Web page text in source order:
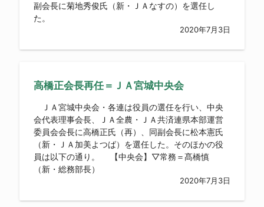
副会長に菊地秀俊氏（新・ＪＡなすの）を選任し
た。
2020年7月3日
高橋正会長再任＝ＪＡ宮城中央会
ＪＡ宮城中央会・各連は役員の選任を行い、中央
会代表理事会長、ＪＡ全農・ＪＡ共済連県本部運営
委員会会長に高橋正氏（再）、同副会長に松本憲氏
（新・ＪＡ加美よつば）を選任した。そのほかの役
員は以下の通り。 【中央会】▽常務＝髙橋慎
（新・総務部長）
2020年7月3日